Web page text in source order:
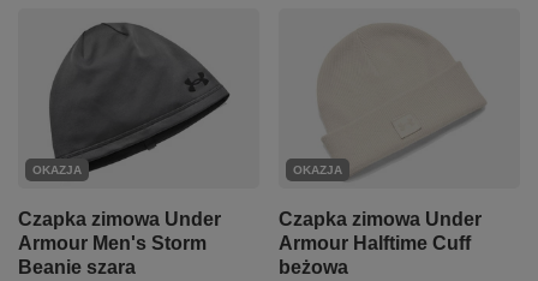
OKAZJA
Czapka zimowa Under
Armour Men's Storm
Beanie szara
OKAZJA
Czapka zimowa Under
Armour Halftime Cuff
beżowa